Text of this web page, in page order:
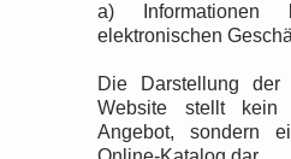
a) Informationen
elektronischen
Die Darstellung der
Website stellt kein
Angebot, sondern